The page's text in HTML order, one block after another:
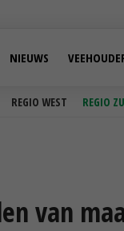
REGIO WEST REGIO
NIEUWS
van